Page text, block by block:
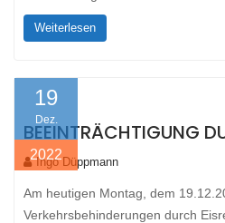
Weiterlesen
19
Dez.
2022
BEEINTRÄCHTIGUNG
Ingo Düppmann
Am heutigen Montag, dem
Verkehrsbehinderungen durch